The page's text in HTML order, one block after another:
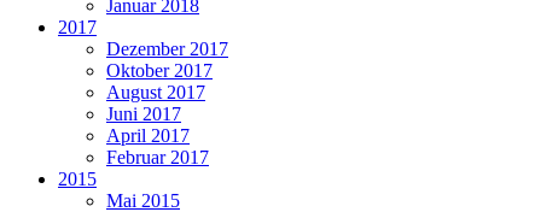
Januar 2018
2017
Dezember 2017
Oktober 2017
August 2017
Juni 2017
April 2017
Februar 2017
2015
Mai 2015